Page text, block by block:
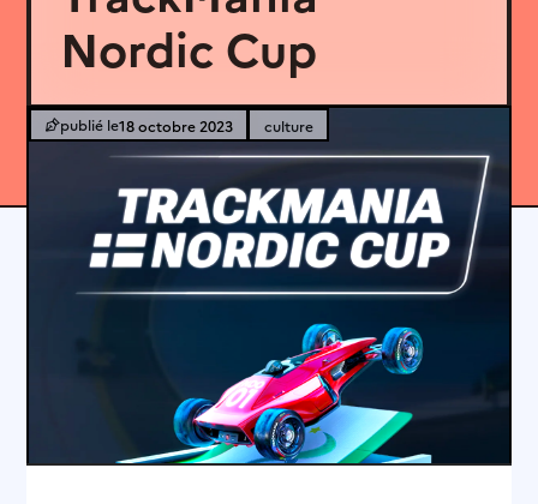
Nordic Cup
18 octobre 2023 culture